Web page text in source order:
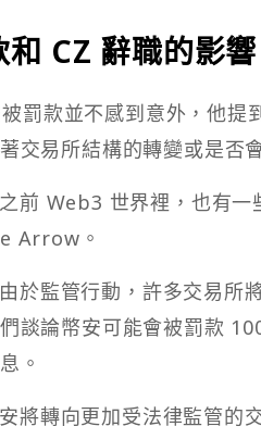
和 CZ 辭職的影響
罰款並不感到意外，他提
交易所結構的轉變或是否
前 Web3 世界裡，也有
Arrow。
於監管行動，許多交易
談論幣安可能會被罰款
。
將轉向更加受法律監管的